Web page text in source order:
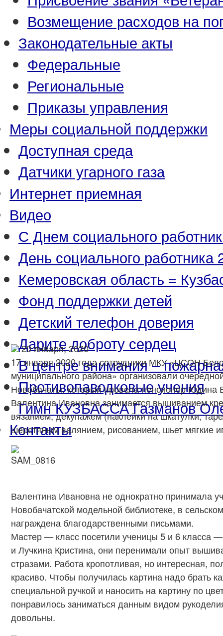
Возмещение расходов на
Законодательные акты
Федеральные
Региональные
Приказы управления
Меры социальной поддержки
Доступная среда
Датчики угарного газа
Интернет приемная
Видео
С Днем социального
День социального работника
Кемеровская область =
Фонд поддержки детей
Детский телефон доверия
Дарите доброту сердец
В центре внимания –
Противопаводковые учения
Гимн КУЗБАССА Газманов
Контакты
20 января, 2020
17 января 2020 года сотрудники МКУ «ЦСОН
муниципального района» организовали
Новобачаты, который провела пенсионер Юдина
Валентина Ивановна занимается вышиванием
вязанием, декупажем (наклейки на шкатулки,
шерстяным валянием, рисованием, шьет мягкие
Валентина Ивановна не однократно принимала
Новобачатской модельной библиотеке, в
награждена благодарственными письмами.
Мастер — класс посетили ученицы 5 и 6 класса
и Лучкина Кристина, они перенимали опыт
стразами. Работа кропотливая, но интересная,
красиво. Чтобы получилась картина надо брать
специальной ручкой и наносить на картину по
понравилось заниматься данным видом
довольны.